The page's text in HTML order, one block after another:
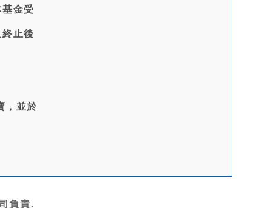
金受
止後
，並於
負責.